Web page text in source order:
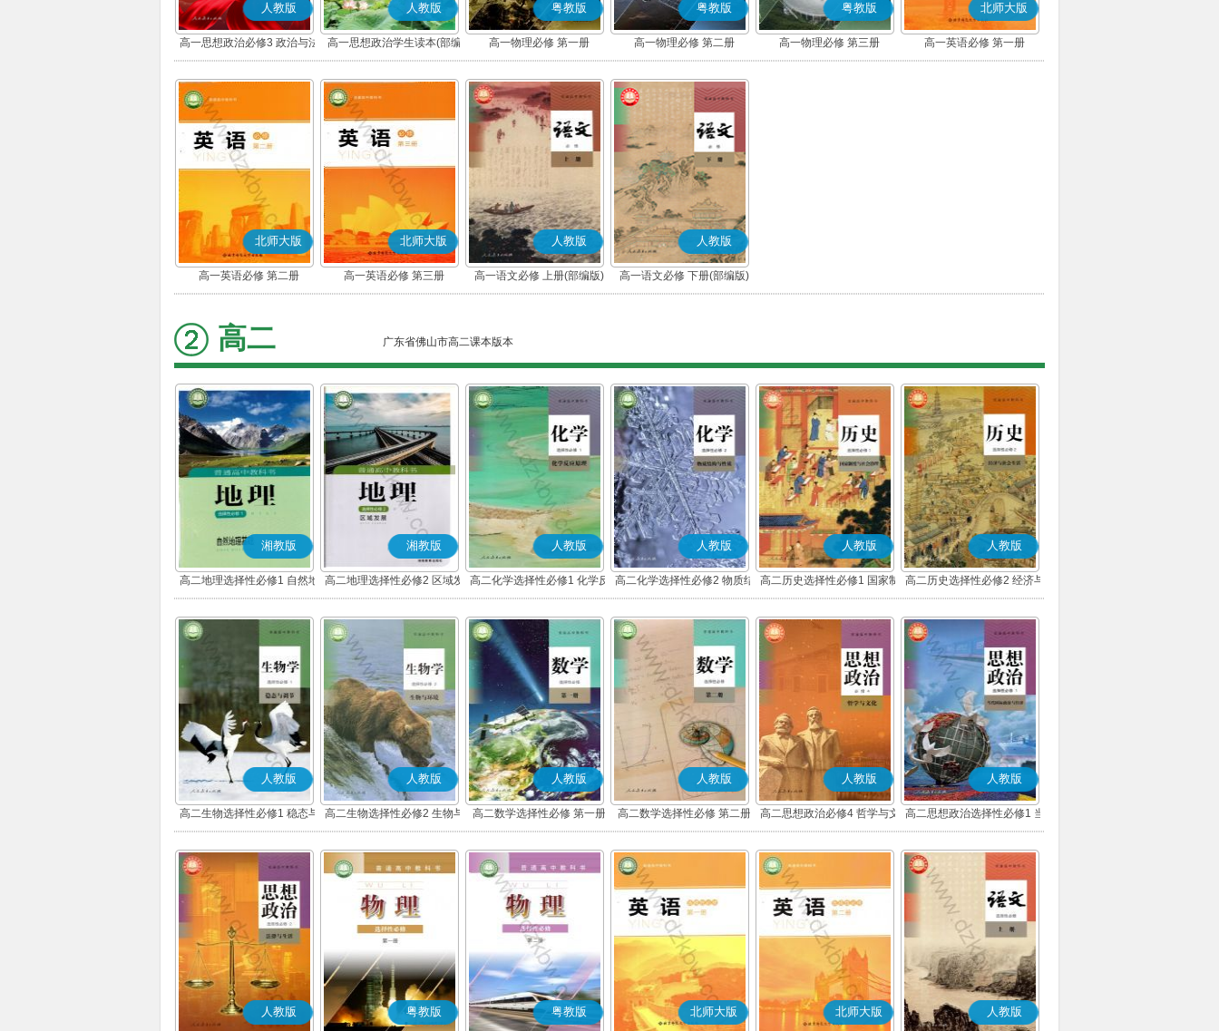
人教版
高一思想政治必修3 政治与法
治(部编版)
人教版
高一思想政治学生读本(部编
版)
粤教版
高一物理必修 第一册
粤教版
高一物理必修 第二册
粤教版
高一物理必修 第三册
北师大版
高一英语必修 第一册
北师大版
高一英语必修 第二册
北师大版
高一英语必修 第三册
人教版
高一语文必修 上册(部编版)
人教版
高一语文必修 下册(部编版)
高二 广东省佛山市高二课本版本
湘教版
高二地理选择性必修1 自然地
理基础
湘教版
高二地理选择性必修2 区域发
展
人教版
高二化学选择性必修1 化学反
应原理
人教版
高二化学选择性必修2 物质结
构与性质
人教版
高二历史选择性必修1 国家制
度与社会治理(部编版)
人教版
高二历史选择性必修2 经济与
社会生活(部编版)
人教版
高二生物选择性必修1 稳态与
调节
人教版
高二生物选择性必修2 生物与
环境
人教版
高二数学选择性必修 第一册
(A版)
人教版
高二数学选择性必修 第二册
(A版)
人教版
高二思想政治必修4 哲学与文
化(部编版)
人教版
高二思想政治选择性必修1 当
代国际政治与经济(部编版)
人教版 粤教版 粤教版 北师大版 北师大版 人教版